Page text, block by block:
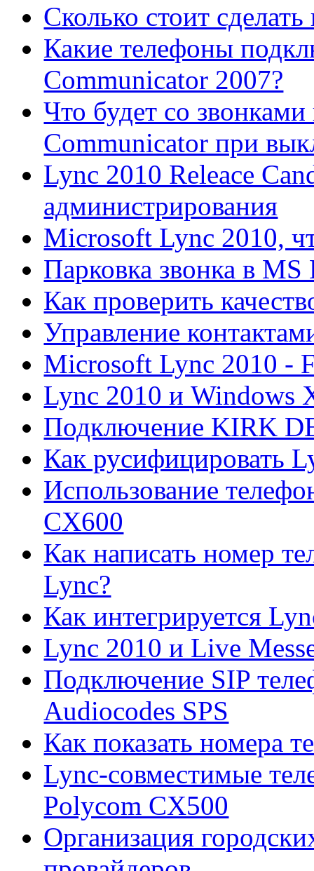
Сколько стоит
Какие телефоны
Communicator 2007?
Что будет со
Communicator при
Lync 2010 Releace
администрирования
Microsoft Lync 2010,
Парковка звонка в
Как проверить
Управление
Microsoft Lync 2010 -
Lync 2010 и Windows
Подключение KIRK
Как русифицировать
Использование
CX600
Как написать номер
Lync?
Как интегрируется
Lync 2010 и Live
Подключение SIP
Audiocodes SPS
Как показать номера
Lync-совместимые
Polycom CX500
Организация